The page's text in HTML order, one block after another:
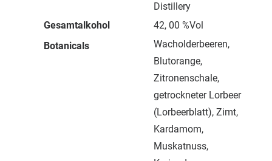
Distillery
Gesamtalkohol
42, 00 %Vol
Botanicals
Wacholderbeeren,
Blutorange,
Zitronenschale,
getrockneter Lorbeer
(Lorbeerblatt), Zimt,
Kardamom,
Muskatnuss,